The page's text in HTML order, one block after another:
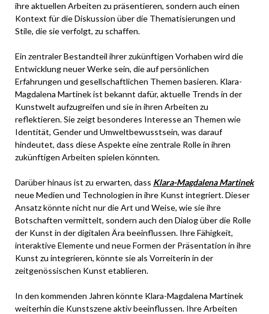
ihre aktuellen Arbeiten zu präsentieren, sondern auch einen
Kontext für die Diskussion über die Thematisierungen und
Stile, die sie verfolgt, zu schaffen.
Ein zentraler Bestandteil ihrer zukünftigen Vorhaben wird die
Entwicklung neuer Werke sein, die auf persönlichen
Erfahrungen und gesellschaftlichen Themen basieren. Klara-
Magdalena Martinek ist bekannt dafür, aktuelle Trends in der
Kunstwelt aufzugreifen und sie in ihren Arbeiten zu
reflektieren. Sie zeigt besonderes Interesse an Themen wie
Identität, Gender und Umweltbewusstsein, was darauf
hindeutet, dass diese Aspekte eine zentrale Rolle in ihren
zukünftigen Arbeiten spielen könnten.
Darüber hinaus ist zu erwarten, dass Klara-Magdalena Martinek
neue Medien und Technologien in ihre Kunst integriert. Dieser
Ansatz könnte nicht nur die Art und Weise, wie sie ihre
Botschaften vermittelt, sondern auch den Dialog über die Rolle
der Kunst in der digitalen Ära beeinflussen. Ihre Fähigkeit,
interaktive Elemente und neue Formen der Präsentation in ihre
Kunst zu integrieren, könnte sie als Vorreiterin in der
zeitgenössischen Kunst etablieren.
In den kommenden Jahren könnte Klara-Magdalena Martinek
weiterhin die Kunstszene aktiv beeinflussen. Ihre Arbeiten